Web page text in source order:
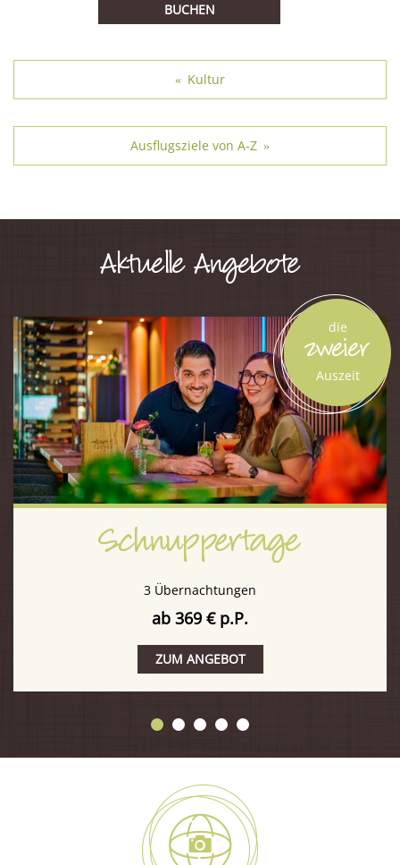
BUCHEN
« Kultur
Ausflugsziele von A-Z »
Aktuelle Angebote
Schnuppertage
3 Übernachtungen
ab 369 € p.P.
die
zweier
Auszeit
ZUM ANGEBOT